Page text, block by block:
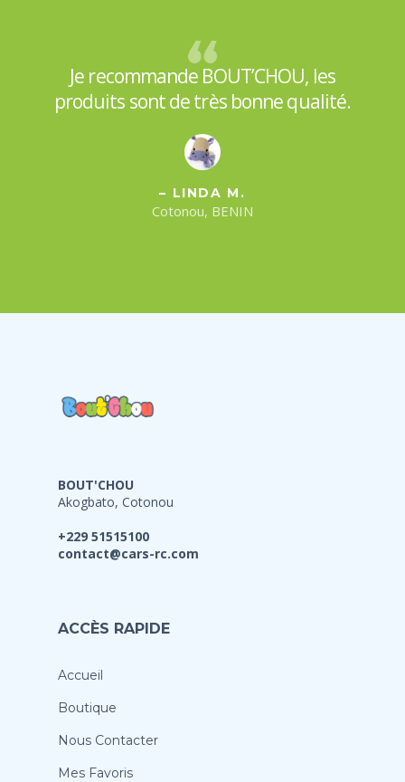
Je recommande BOUT’CHOU, les
produits sont de très bonne qualité.
– LINDA M.
Cotonou, BENIN
BOUT'CHOU
Akogbato, Cotonou
+229 51515100
contact@cars-rc.com
ACCÈS RAPIDE
Accueil
Boutique
Nous Contacter
Mes Favoris